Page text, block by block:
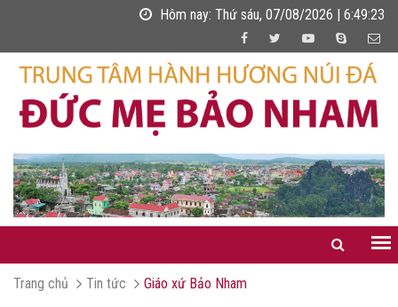
Hôm nay: Thứ sáu, 07/08/2026 | 6:49:24
Trang chủ Tin tức Giáo xứ Bảo Nham